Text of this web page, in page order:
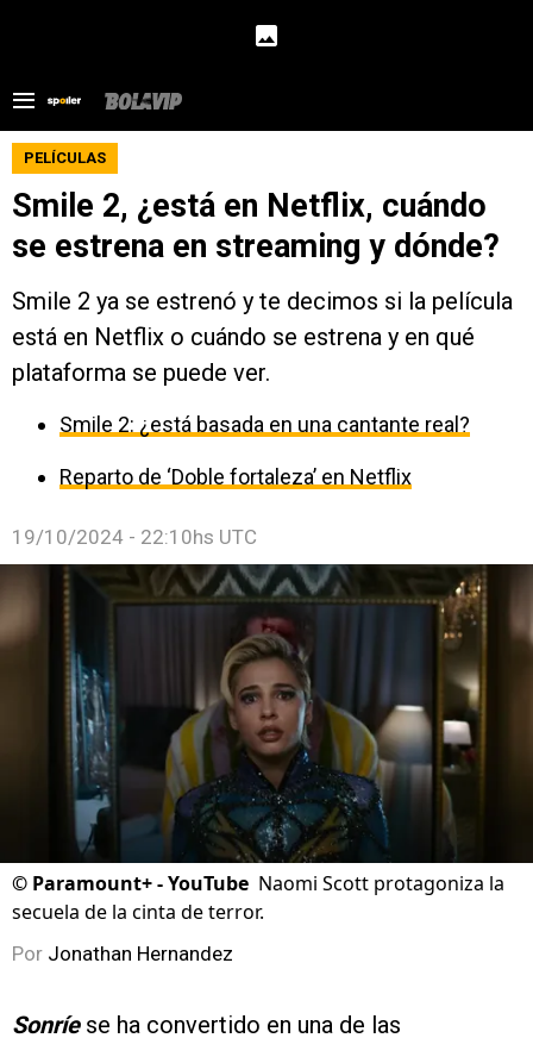
PELÍCULAS
Smile 2, ¿está en Netflix, cuándo
se estrena en streaming y dónde?
Smile 2 ya se estrenó y te decimos si la película
está en Netflix o cuándo se estrena y en qué
plataforma se puede ver.
Smile 2: ¿está basada en una cantante real?
Reparto de ‘Doble fortaleza’ en Netflix
19/10/2024 - 22:10hs UTC
© Paramount+ - YouTube Naomi Scott protagoniza la
secuela de la cinta de terror.
Por Jonathan Hernandez
Sonríe se ha convertido en una de las